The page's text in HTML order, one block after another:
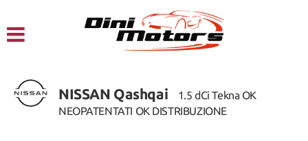
LISTA VEICOLINISSAN Qashqai
1.5 dCi Tekna OK
NEOPATENTATI OK DISTRIBUZIONE